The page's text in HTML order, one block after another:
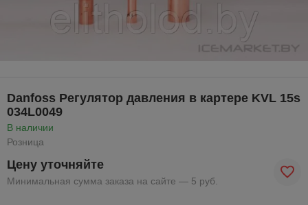
Danfoss Регулятор давления в картере KVL 15s
034L0049
В наличии
Розница
Цену уточняйте
Минимальная сумма заказа на сайте — 5 руб.